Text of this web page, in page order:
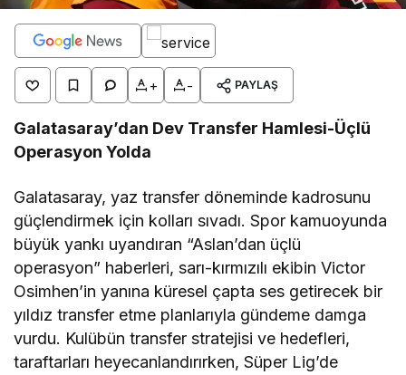
+ - PAYLAŞ
Galatasaray’dan Dev Transfer Hamlesi-Üçlü
Operasyon Yolda
Galatasaray, yaz transfer döneminde kadrosunu
güçlendirmek için kolları sıvadı. Spor kamuoyunda
büyük yankı uyandıran “Aslan’dan üçlü
operasyon” haberleri, sarı-kırmızılı ekibin Victor
Osimhen’in yanına küresel çapta ses getirecek bir
yıldız transfer etme planlarıyla gündeme damga
vurdu. Kulübün transfer stratejisi ve hedefleri,
taraftarları heyecanlandırırken, Süper Lig’de